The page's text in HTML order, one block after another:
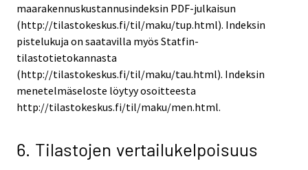
maarakennuskustannusindeksin PDF-julkaisun
(http://tilastokeskus.fi/til/maku/tup.html). Indeksin
pistelukuja on saatavilla myös Statfin-
tilastotietokannasta
(http://tilastokeskus.fi/til/maku/tau.html). Indeksin
menetelmäseloste löytyy osoitteesta
http://tilastokeskus.fi/til/maku/men.html.
6. Tilastojen vertailukelpoisuus